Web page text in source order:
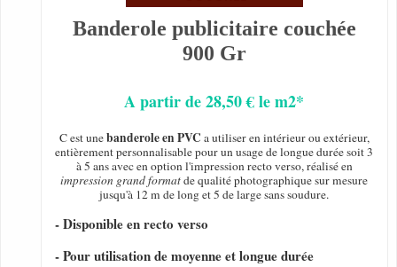
Banderole publicitaire couchée
900 Gr
A partir de 28,50 € le m2*
C est unebanderole en PVC a utiliser en intérieur ou extérieur,
entièrement personnalisable pour un usage de longue durée soit 3
à 5 ans avec en option l'impression recto verso, réalisé en
impression grand formatde qualité photographique sur mesure
jusqu'à 12 m de long et 5 de large sans soudure.
- Disponible en recto verso
- Pour utilisation de moyenne et longue durée